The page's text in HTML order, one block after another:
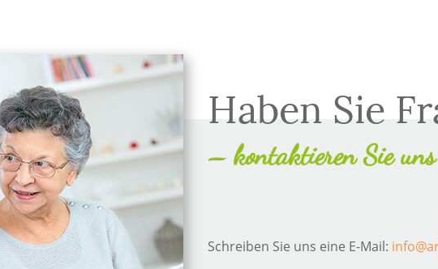
Haben Sie
– kontaktieren Sie uns
Schreiben Sie uns eine E-Mail: